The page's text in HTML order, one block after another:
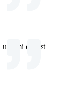
un ami qui est